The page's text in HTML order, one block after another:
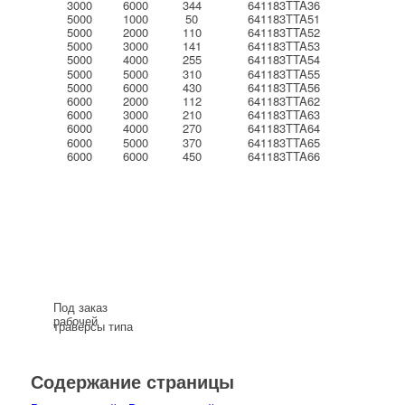
3000
6000 344 641183TTA36
5000 1000 50 641183TTA51
5000 2000 110 641183TTA52
5000 3000 141 641183TTA53
5000 4000 255
641183TTA54
5000
5000 310 641183TTA55
5000 6000 430 641183TTA56
6000 2000 112 641183TTA62
6000 3000 210 641183TTA63
6000 4000 270
641183TTA64
6000
5000 370 641183TTA65
6000 6000 450 641183TTA66
Под заказ
траверсы типа
рабочей
нагрузкой
тонн.
Содержание страницы